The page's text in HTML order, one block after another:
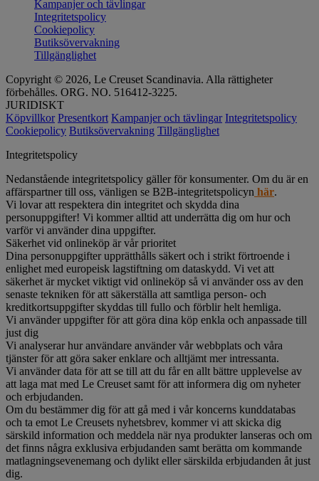
Kampanjer och tävlingar
Integritetspolicy
Cookiepolicy
Butiksövervakning
Tillgänglighet
Copyright © 2026, Le Creuset Scandinavia. Alla rättigheter
förbehålles. ORG. NO. 516412-3225.
JURIDISKT
Köpvillkor Presentkort Kampanjer och tävlingar Integritetspolicy
Cookiepolicy Butiksövervakning Tillgänglighet
Integritetspolicy
Nedanstående integritetspolicy gäller för konsumenter. Om du är en
affärspartner till oss, vänligen se B2B-integritetspolicyn här.
Vi lovar att respektera din integritet och skydda dina
personuppgifter! Vi kommer alltid att underrätta dig om hur och
varför vi använder dina uppgifter.
Säkerhet vid onlineköp är vår prioritet
Dina personuppgifter upprätthålls säkert och i strikt förtroende i
enlighet med europeisk lagstiftning om dataskydd. Vi vet att
säkerhet är mycket viktigt vid onlineköp så vi använder oss av den
senaste tekniken för att säkerställa att samtliga person- och
kreditkortsuppgifter skyddas till fullo och förblir helt hemliga.
Vi använder uppgifter för att göra dina köp enkla och anpassade till
just dig
Vi analyserar hur användare använder vår webbplats och våra
tjänster för att göra saker enklare och alltjämt mer intressanta.
Vi använder data för att se till att du får en allt bättre upplevelse av
att laga mat med Le Creuset samt för att informera dig om nyheter
och erbjudanden.
Om du bestämmer dig för att gå med i vår koncerns kunddatabas
och ta emot Le Creusets nyhetsbrev, kommer vi att skicka dig
särskild information och meddela när nya produkter lanseras och om
det finns några exklusiva erbjudanden samt berätta om kommande
matlagningsevenemang och dylikt eller särskilda erbjudanden åt just
dig.